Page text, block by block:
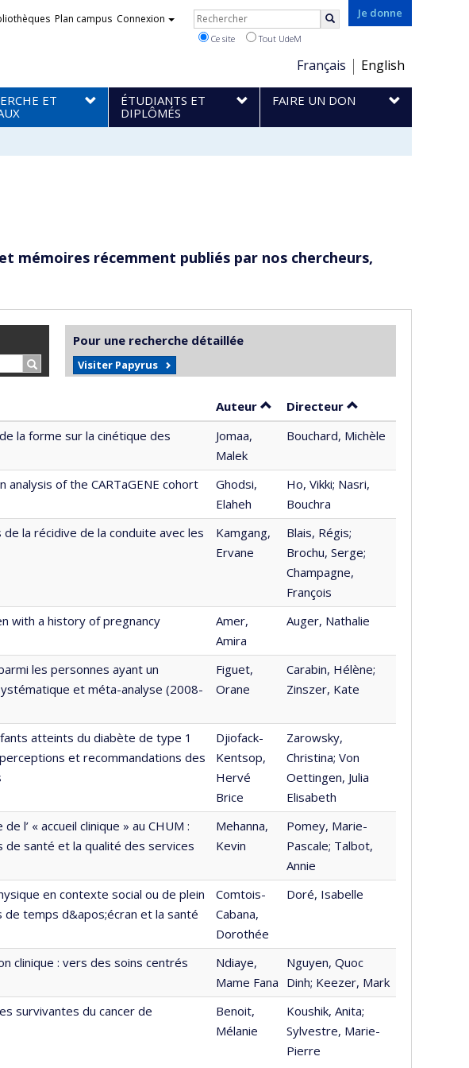
Je donne
Choix
de
la
langue
Français English
Plan campus Connexion Rechercher
Ce site Tout UdeM
ET
ÉTUDIANTS ET
DIPLÔMÉS
FAIRE UN DON
mémoires récemment publiés par nos chercheurs,
Rechercher…
Pour une recherche détaillée
Visiter Papyrus
Auteur Trier par auteur en ordre
Directeur par contributeur
la forme sur la cinétique des
Jomaa,
Malek
Bouchard, Michèle
analysis of the CARTaGENE cohort
Ghodsi,
Elaheh
Ho, Vikki; Nasri,
Bouchra
la récidive de la conduite avec les
Kamgang,
Ervane
Blais, Régis;
Brochu, Serge;
Champagne,
François
with a history of pregnancy
Amer,
Amira
Auger, Nathalie
les personnes ayant un
et méta-analyse (2008-
Figuet,
Orane
Carabin, Hélène;
Zinszer, Kate
atteints du diabète de type 1
et recommandations des
Djiofack-
Kentsop,
Hervé
Brice
Zarowsky,
Christina; Von
Oettingen, Julia
Elisabeth
l’ « accueil clinique » au CHUM :
de santé et la qualité des services
Mehanna,
Kevin
Pomey, Marie-
Pascale; Talbot,
Annie
en contexte social ou de plein
temps d&apos;écran et la santé
Comtois-
Cabana,
Dorothée
Doré, Isabelle
clinique : vers des soins centrés
Ndiaye,
Mame Fana
Nguyen, Quoc
Dinh; Keezer, Mark
survivantes du cancer de
Benoit,
Mélanie
Koushik, Anita;
Sylvestre, Marie-
Pierre